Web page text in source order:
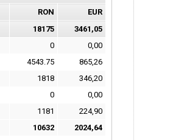
RON
EUR
18175
3461,05
0
0,00
4543.75
865,26
1818
346,20
0
0,00
1181
224,90
10632 2024,64